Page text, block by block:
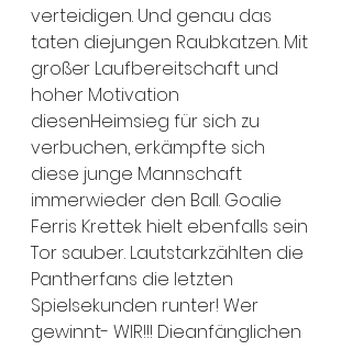
verteidigen. Und genau das
taten diejungen Raubkatzen. Mit
großer Laufbereitschaft und
hoher Motivation
diesenHeimsieg für sich zu
verbuchen, erkämpfte sich
diese junge Mannschaft
immerwieder den Ball. Goalie
Ferris Krettek hielt ebenfalls sein
Tor sauber. Lautstarkzählten die
Pantherfans die letzten
Spielsekunden runter! Wer
gewinnt- WIR!!! Dieanfänglichen